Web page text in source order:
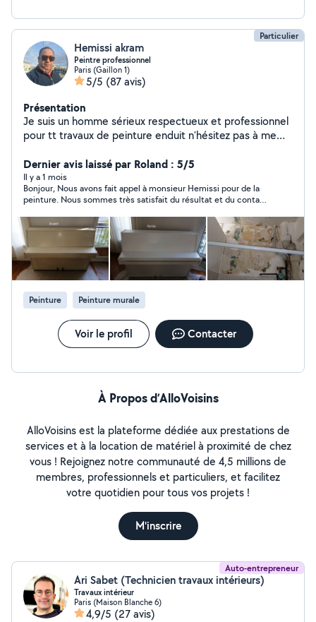
Particulier
Hemissi akram
Peintre professionnel
Paris (Gaillon 1)
5/5 (87 avis)
Présentation
Je suis un homme sérieux respectueux et professionnel
pour tt travaux de peinture enduit n'hésitez pas à me
Dernier avis laissé par Roland : 5/5
Il y a 1 mois
Bonjour, Nous avons fait appel à monsieur Hemissi pour de la
peinture. Nous sommes très satisfait du résultat et du contact
refaire appel à lui.
Peinture Peinture murale
Voir le profil Contacter
À Propos d’AlloVoisins
AlloVoisins est la plateforme dédiée aux prestations de
services et à la location de matériel à proximité de chez
vous ! Rejoignez notre communauté de 4,5 millions de
membres, professionnels et particuliers, et facilitez
votre quotidien pour tous vos projets !
M'inscrire
Auto-entrepreneur
Ari Sabet (Technicien travaux intérieurs)
Travaux intérieur
Paris (Maison Blanche 6)
4,9/5 (27 avis)